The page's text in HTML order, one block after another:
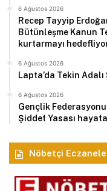
6 Ağustos 2026
Recep Tayyip
Bütünleşme Kanun
kurtarmayı
6 Ağustos 2026
Lapta’da Tekin
6 Ağustos 2026
Gençlik
Şiddet Yasası
Nöbetçi